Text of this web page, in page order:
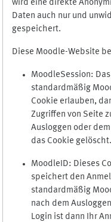
wird eine direkte
Daten auch nur und
gespeichert.
Diese Moodle-Website
MoodleSession:
standardmäßig
Cookie erlauben,
Zugriffen von Seite
Ausloggen oder
das Cookie gelöscht.
MoodleID: Dieses
speichert den
standardmäßig
nach dem
Login ist dann Ihr